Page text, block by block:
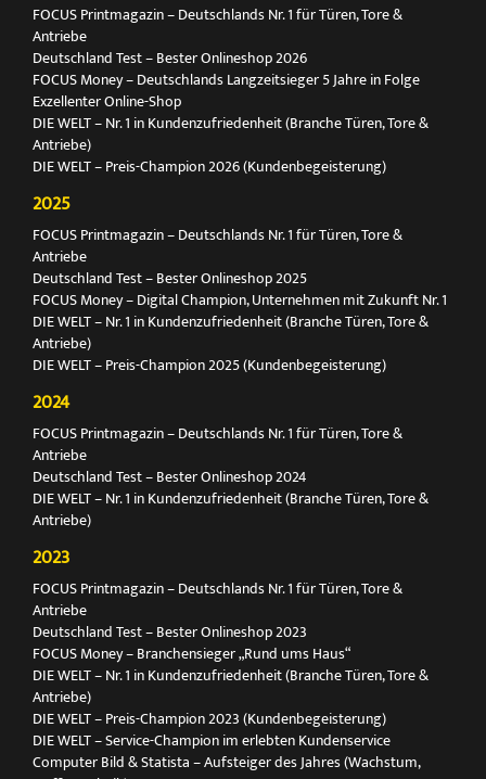
FOCUS Printmagazin – Deutschlands Nr. 1 für Türen, Tore &
Antriebe
Deutschland Test – Bester Onlineshop 2026
FOCUS Money – Deutschlands Langzeitsieger 5 Jahre in Folge
Exzellenter Online-Shop
DIE WELT – Nr. 1 in Kundenzufriedenheit (Branche Türen, Tore &
Antriebe)
DIE WELT – Preis-Champion 2026 (Kundenbegeisterung)
2025
FOCUS Printmagazin – Deutschlands Nr. 1 für Türen, Tore &
Antriebe
Deutschland Test – Bester Onlineshop 2025
FOCUS Money – Digital Champion, Unternehmen mit Zukunft Nr. 1
DIE WELT – Nr. 1 in Kundenzufriedenheit (Branche Türen, Tore &
Antriebe)
DIE WELT – Preis-Champion 2025 (Kundenbegeisterung)
2024
FOCUS Printmagazin – Deutschlands Nr. 1 für Türen, Tore &
Antriebe
Deutschland Test – Bester Onlineshop 2024
DIE WELT – Nr. 1 in Kundenzufriedenheit (Branche Türen, Tore &
Antriebe)
2023
FOCUS Printmagazin – Deutschlands Nr. 1 für Türen, Tore &
Antriebe
Deutschland Test – Bester Onlineshop 2023
FOCUS Money – Branchensieger „Rund ums Haus“
DIE WELT – Nr. 1 in Kundenzufriedenheit (Branche Türen, Tore &
Antriebe)
DIE WELT – Preis-Champion 2023 (Kundenbegeisterung)
DIE WELT – Service-Champion im erlebten Kundenservice
Computer Bild & Statista – Aufsteiger des Jahres (Wachstum,